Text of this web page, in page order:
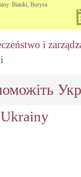
Bianki, Borysa
i